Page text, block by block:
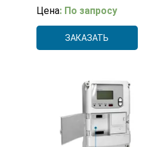
Цена: По запросу
ЗАКАЗАТЬ